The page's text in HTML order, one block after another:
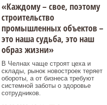
«Каждому – свое, поэтому
строительство
промышленных объектов –
это наша судьба, это наш
образ жизни»
В Челнах чаще строят цеха и
склады, рынок новостроек теряет
обороты, а от бизнеса требуют
системной заботы о здоровье
сотрудников.